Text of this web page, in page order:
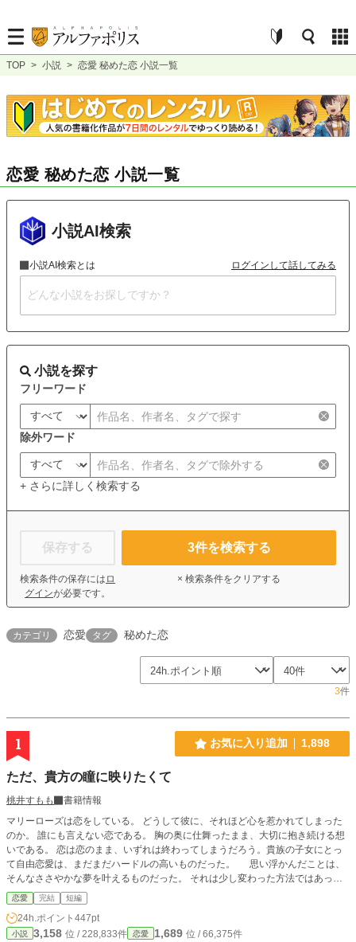
TOP > 小説 > 恋愛 秘めた恋 小説一覧
恋愛 秘めた恋 小説一覧
小説AI検索
小説AI検索とは ログインして話してみる
小説を探す
フリーワード
除外ワード
+ さらに詳しく検索する
保存する
検索条件の保存には ロ
グインが必要です。
3件を検索する
× 検索条件をクリアする
カテゴリ 恋愛 タグ 秘めた恋
3件
1 お気に入り追加 1,898
ただ、貴方の瞳に映りたくて
桃井すもも
書籍情報
マリーローズは恋をしている。 どうして彼に、それほど心を惹かれてしまった
のか。 誰にも言えない恋である。 胸の奥に仕舞ったまま、大切に抱き続ける想
いである。 恋は恋のまま、いずれは終わってしまうだろう。貴族の子女にとっ
て自由恋愛は、まだまだハードルの高いものだった。 思い浮かんだことは、
そんなささやかな夢を叶えるものだった。 それは少し変わった方法ではあった
けれど。 突然現れた可憐な令嬢に不穏な気配を感じながら、マリーローズは心
に思い描くまま、エドワードとの恋を夢想する。 ミステリー作品『エバーシェ
リンは百舌鳥の巣に入る』のサイドストーリーとしてお楽しみください。 ❇こ
ちらの作品は、カクヨム様へも公開致しております。 ❇鬼の誤字脱字を修復す
恋愛 完結 短編
24h.ポイント 447pt
小説 3,158 位 / 228,833件 恋愛 1,689 位 / 66,375件